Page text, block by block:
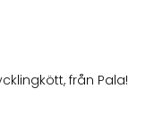
från Pala!